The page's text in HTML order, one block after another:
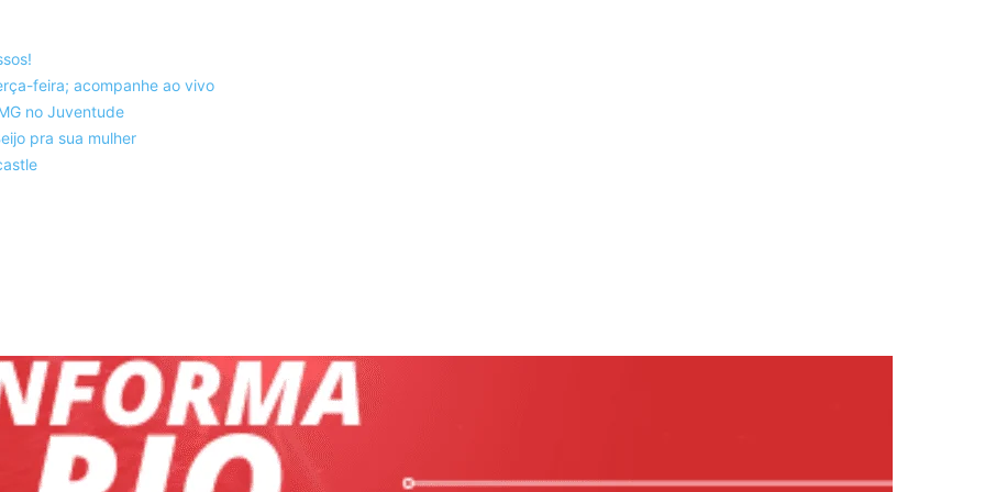
feira; acompanhe ao vivo
no Juventude
pra sua mulher